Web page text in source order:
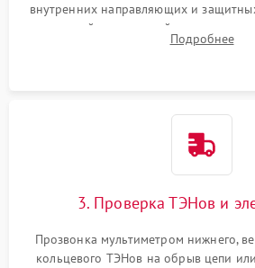
внутренних направляющих и
задней или верхней панели для
нагревательным элементам, плате
Подробнее
3. Проверка ТЭНов и
Прозвонка мультиметром нижнего,
кольцевого ТЭНов на обрыв цепи